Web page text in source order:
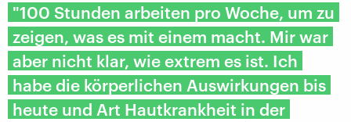
"100 Stunden arbeiten pro Woche, um zu
zeigen, was es mit einem macht. Mir war
aber nicht klar, wie extrem es ist. Ich
habe die körperlichen Auswirkungen bis
heute und Art Hautkrankheit in der